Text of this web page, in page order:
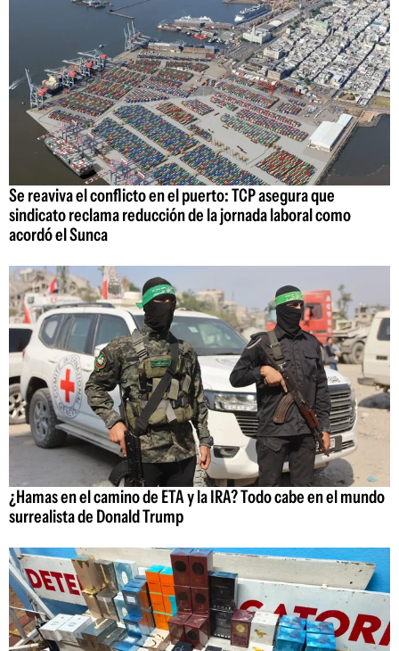
Se reaviva el conflicto en el puerto: TCP asegura que
sindicato reclama reducción de la jornada laboral como
acordó el Sunca
¿Hamas en el camino de ETA y la IRA? Todo cabe en el mundo
surrealista de Donald Trump